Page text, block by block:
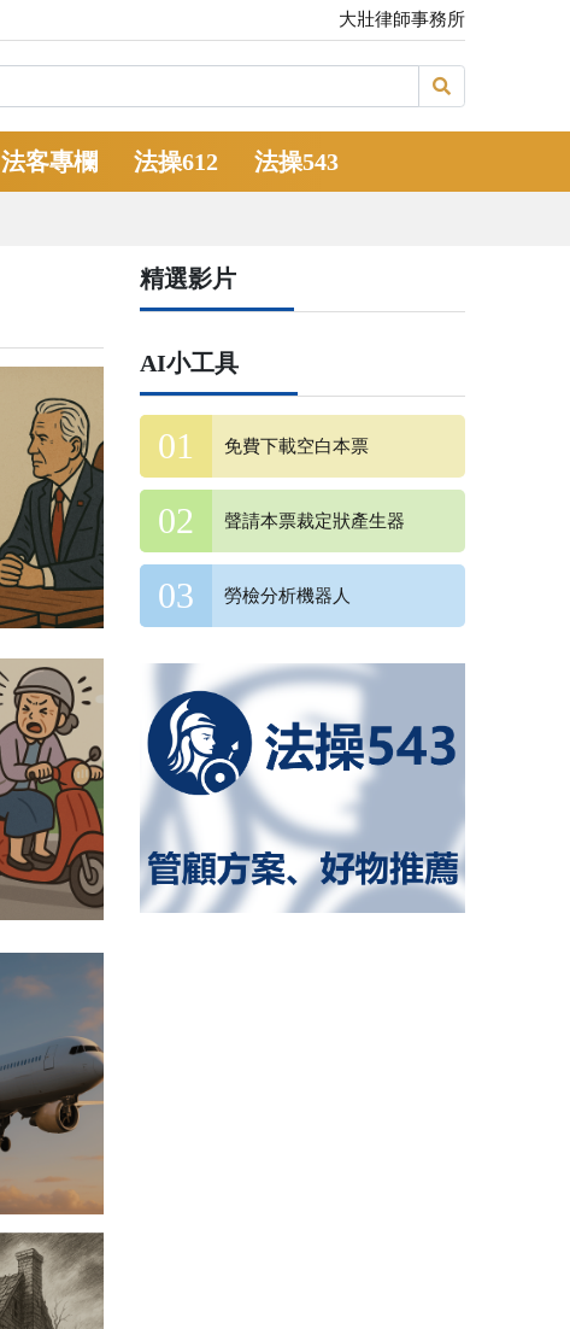
大壯律師事務所
法客專欄 法操612 法操543
精選影片
AI小工具
免費下載空白本票
聲請本票裁定狀產生器
勞檢分析機器人